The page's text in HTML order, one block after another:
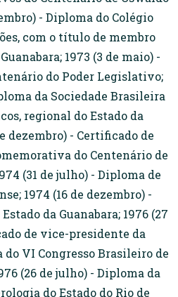
- Diploma do Colégio
com o título de membro
1973 (3 de maio) -
do Poder Legislativo;
da Sociedade Brasileira
regional do Estado da
dezembro) - Certificado de
do Centenário de
(31 de julho) - Diploma de
1974 (16 de dezembro) -
da Guanabara; 1976 (27
de vice-presidente da
do VI Congresso Brasileiro de
(26 de julho) - Diploma da
do Estado do Rio de